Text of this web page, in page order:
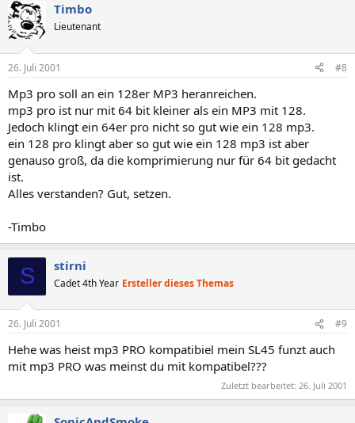
Timbo
Lieutenant
26. Juli 2001 #8
Mp3 pro soll an ein 128er MP3 heranreichen.
mp3 pro ist nur mit 64 bit kleiner als ein MP3 mit 128.
Jedoch klingt ein 64er pro nicht so gut wie ein 128 mp3.
ein 128 pro klingt aber so gut wie ein 128 mp3 ist aber
genauso groß, da die komprimierung nur für 64 bit gedacht
ist.
Alles verstanden? Gut, setzen.
-Timbo
S stirni
Cadet 4th Year Ersteller dieses Themas
26. Juli 2001 #9
Hehe was heist mp3 PRO kompatibiel mein SL45 funzt auch
mit mp3 PRO was meinst du mit kompatibel???
Zuletzt bearbeitet: 26. Juli 2001